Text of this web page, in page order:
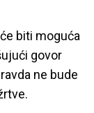
biti moguća
govor
ne bude